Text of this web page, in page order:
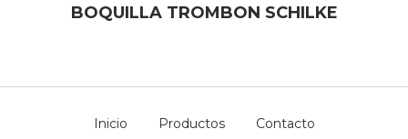
BOQUILLA TROMBON SCHILKE
Inicio Productos Contacto